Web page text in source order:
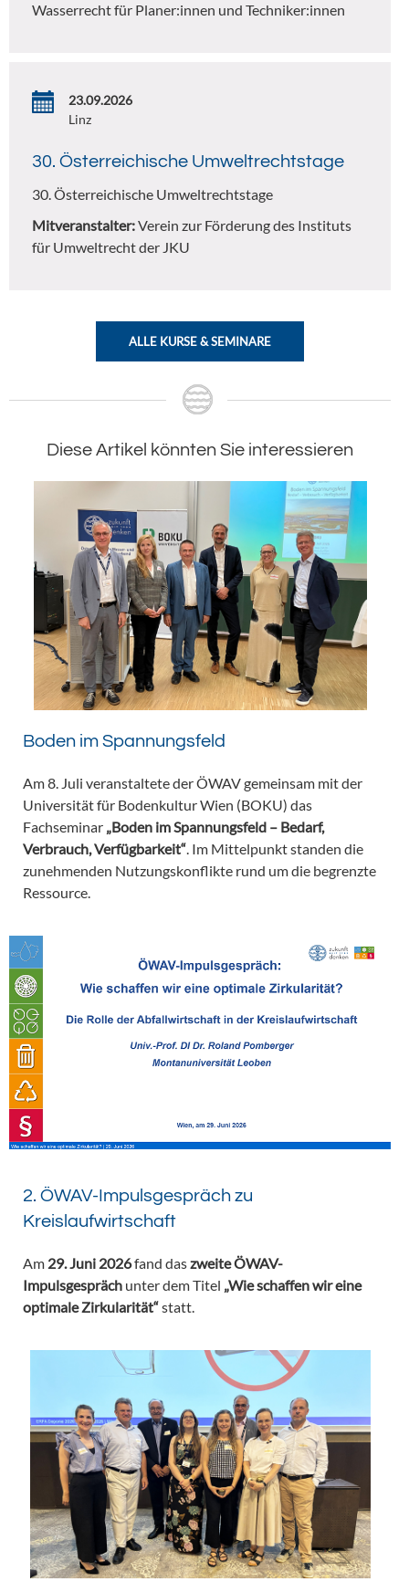
Wasserrecht für Planer:innen und Techniker:innen
23.09.2026
Linz
30. Österreichische Umweltrechtstage
30. Österreichische Umweltrechtstage
Mitveranstalter:Verein zur Förderung des Instituts
für Umweltrecht der JKU
ALLE KURSE & SEMINARE
Diese Artikel könnten Sie interessieren
Boden im Spannungsfeld
Am 8. Juli veranstaltete der ÖWAV gemeinsam mit der
Universität für Bodenkultur Wien (BOKU) das
Fachseminar „Boden im Spannungsfeld – Bedarf,
Verbrauch, Verfügbarkeit“ . Im Mittelpunkt standen die
zunehmenden Nutzungskonflikte rund um die begrenzte
Ressource.
2. ÖWAV-Impulsgespräch zu
Kreislaufwirtschaft
Am 29. Juni 2026fand daszweite ÖWAV-
Impulsgespräch unter dem Titel „Wie schaffen wir eine
optimale Zirkularität“statt.